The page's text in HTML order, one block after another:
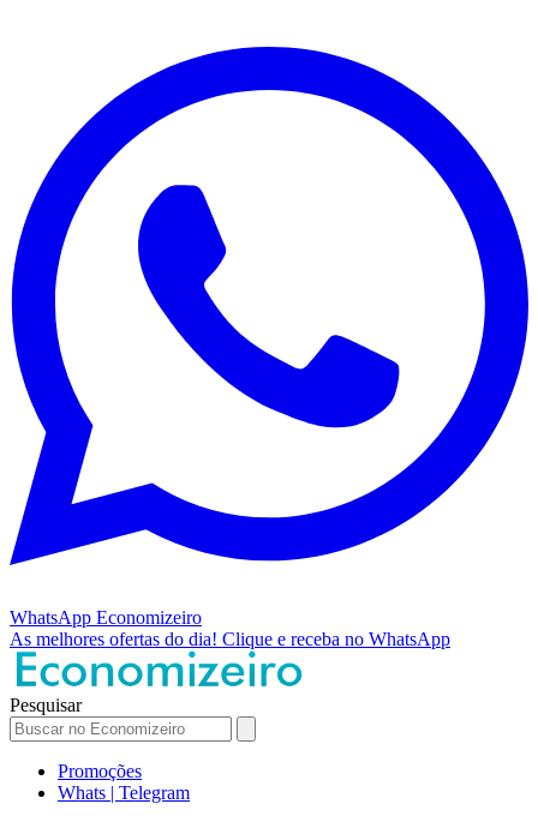
WhatsApp Economizeiro
As melhores ofertas do dia! Clique e receba no WhatsApp
Pesquisar
Promoções
Whats | Telegram